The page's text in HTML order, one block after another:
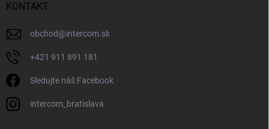
KONTAKT
obchod@intercom.sk
+421 911 891 181
Sledujte náš Facebook
intercom_bratislava